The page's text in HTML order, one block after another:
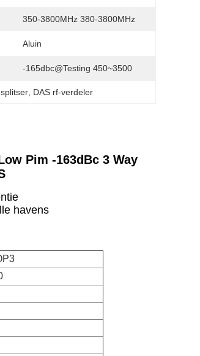
350-3800MHz 380-3800MHz
Aluin
-165dbc@testing 450~3500
DAS rf-verdeler
Pim -163dBc 3 Way
havens